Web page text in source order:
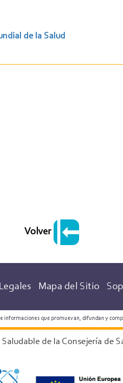
de la Salud
Volver
Mapa del Sitio
que promuevan, difundan y
de la Consejería de